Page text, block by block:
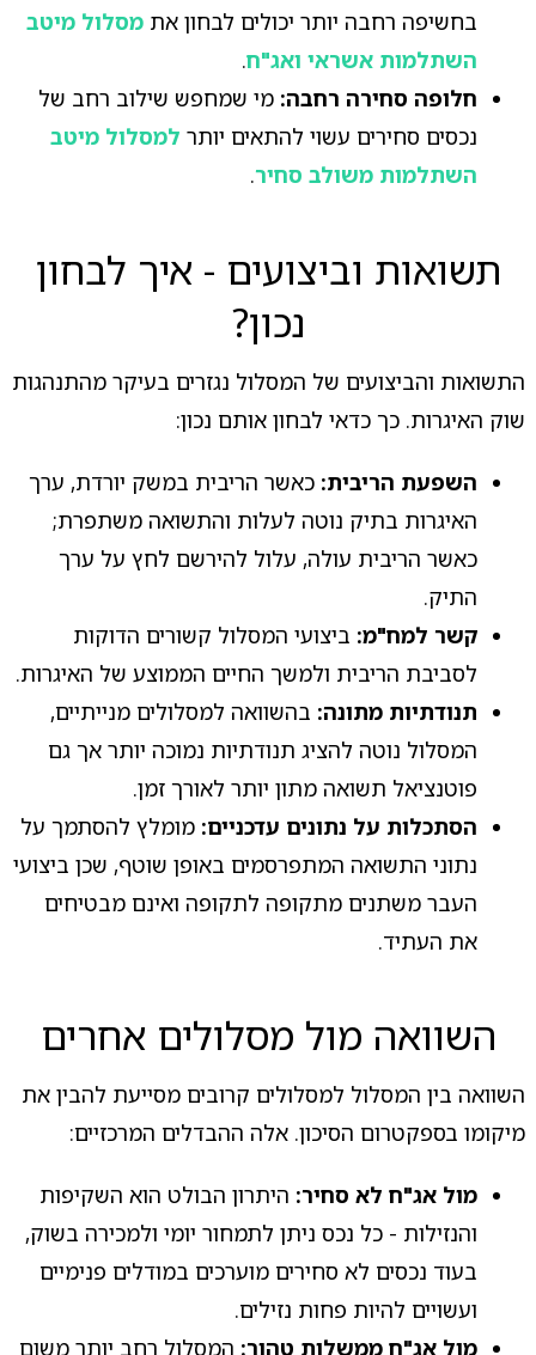
בחשיפה רחבה יותר יכולים לבחון את מסלול מיטב
השתלמות אשראי ואג"ח.
חלופה סחירה רחבה: מי שמחפש שילוב רחב של
נכסים סחירים עשוי להתאים יותר למסלול מיטב
השתלמות משולב סחיר.
תשואות וביצועים - איך לבחון
נכון?
התשואות והביצועים של המסלול נגזרים בעיקר מהתנהגות
שוק האיגרות. כך כדאי לבחון אותם נכון:
השפעת הריבית: כאשר הריבית במשק יורדת, ערך
האיגרות בתיק נוטה לעלות והתשואה משתפרת;
כאשר הריבית עולה, עלול להירשם לחץ על ערך
התיק.
קשר למח"מ: ביצועי המסלול קשורים הדוקות
לסביבת הריבית ולמשך החיים הממוצע של האיגרות.
תנודתיות מתונה: בהשוואה למסלולים מנייתיים,
המסלול נוטה להציג תנודתיות נמוכה יותר אך גם
פוטנציאל תשואה מתון יותר לאורך זמן.
הסתכלות על נתונים עדכניים: מומלץ להסתמך על
נתוני התשואה המתפרסמים באופן שוטף, שכן ביצועי
העבר משתנים מתקופה לתקופה ואינם מבטיחים
את העתיד.
השוואה מול מסלולים אחרים
השוואה בין המסלול למסלולים קרובים מסייעת להבין את
מיקומו בספקטרום הסיכון. אלה ההבדלים המרכזיים:
מול אג"ח לא סחיר: היתרון הבולט הוא השקיפות
והנזילות - כל נכס ניתן לתמחור יומי ולמכירה בשוק,
בעוד נכסים לא סחירים מוערכים במודלים פנימיים
ועשויים להיות פחות נזילים.
מול אג"ח ממשלות טהור: המסלול רחב יותר משום